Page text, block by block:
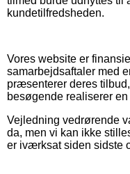
kundetilfredsheden.
Vores website er
samarbejdsaftaler med
præsenterer deres
besøgende realiserer
Vejledning vedrørende
da, men vi kan ikke
er iværksat siden sidste